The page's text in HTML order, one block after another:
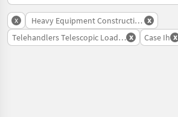
x Heavy Equipment Construction Machines
x
Telehandlers Telescopic Loadersx Case Ih x